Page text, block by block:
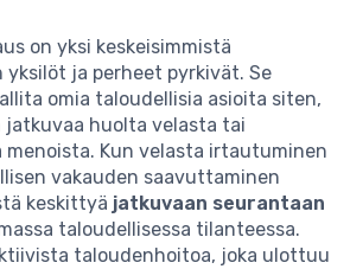
on yksi keskeisimmistä
ja perheet pyrkivät. Se
omia taloudellisia asioita siten,
jatkuvaa huolta velasta tai
Kun velasta irtautuminen
vakauden saavuttaminen
keskittyä jatkuvaan seurantaan
taloudellisessa tilanteessa.
taloudenhoitoa, joka ulottuu